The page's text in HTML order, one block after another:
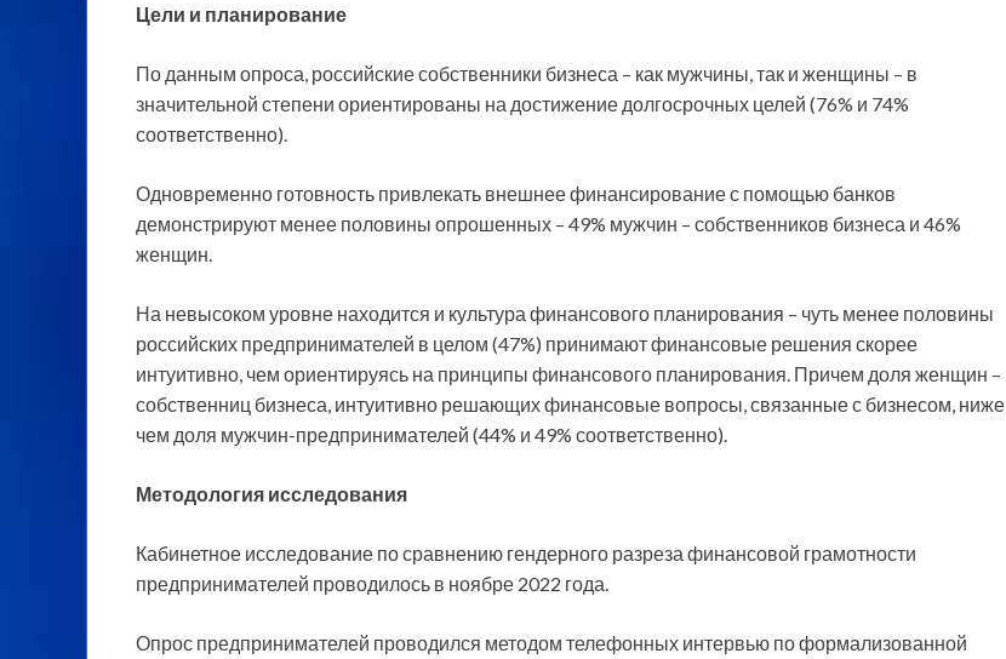
Цели и планирование
По данным опроса, российские собственники бизнеса – как мужчины, так и женщины – в
значительной степени ориентированы на достижение долгосрочных целей (76% и 74%
соответственно).
Одновременно готовность привлекать внешнее финансирование с помощью банков
демонстрируют менее половины опрошенных – 49% мужчин – собственников бизнеса и 46%
женщин.
На невысоком уровне находится и культура финансового планирования – чуть менее половины
российских предпринимателей в целом (47%) принимают финансовые решения скорее
интуитивно, чем ориентируясь на принципы финансового планирования. Причем доля женщин –
собственниц бизнеса, интуитивно решающих финансовые вопросы, связанные с бизнесом, ниже,
чем доля мужчин-предпринимателей (44% и 49% соответственно).
Методология исследования
Кабинетное исследование по сравнению гендерного разреза финансовой грамотности
предпринимателей проводилось в ноябре 2022 года.
Опрос предпринимателей проводился методом телефонных интервью по формализованной